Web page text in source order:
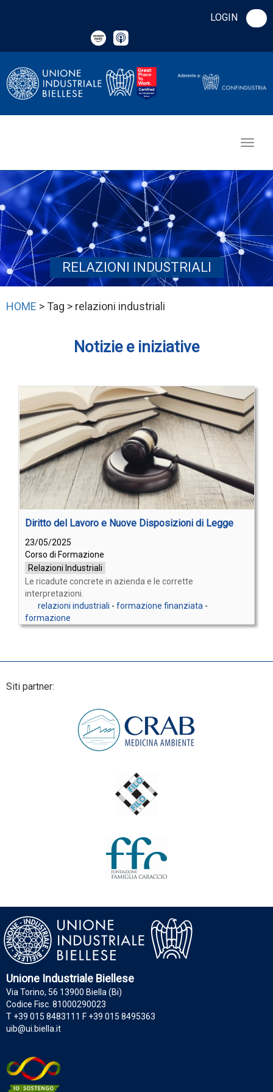
LOGIN
RELAZIONI INDUSTRIALI
HOME > Tag > relazioni industriali
Notizie e iniziative
Diritto del Lavoro e Nuove Disposizioni di Legge
23/05/2025
Corso di Formazione
Relazioni Industriali
Le ricadute concrete in azienda e le corrette
interpretazioni.
relazioni industriali - formazione finanziata-
formazione
Siti partner:
Unione Industriale Biellese
Via Torino, 56 13900 Biella (Bi)
Codice Fisc. 81000290023
T +39 015 8483111 F +39 015 8495363
uib@ui.biella.it